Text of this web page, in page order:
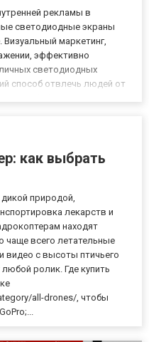
рекламы в
светодиодные экраны
маркетинг,
эффективно
светодиодных
способ отвлечь людей от
как выбрать
природой,
лекарств и
находят
чаще всего летательные
видео с высоты птичьего
ролик. Где купить
all-drones/, чтобы